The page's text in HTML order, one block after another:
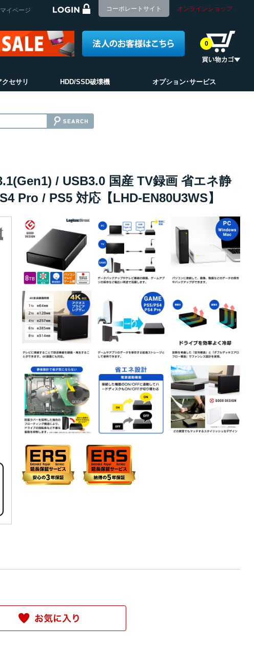
マイページ コーポレートサイト オンラインショップ
0
クセサリ HDD/SSD破壊機 オプション･サービス
/ USB3.0 国産 TV録画 省エネ静
Pro / PS5 対応【LHD-EN80U3WS】